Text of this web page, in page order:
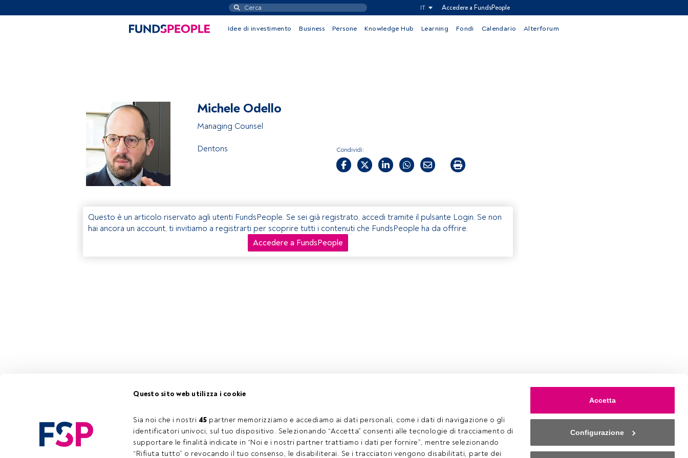
Questo sito web utilizza i cookie
Sia noi che i nostri 45 partner memorizziamo e accediamo ai dati personali, come i dati di navigazione o gli
identificatori univoci, sul tuo dispositivo. Selezionando “Accetta” consenti alle tecnologie di tracciamento di
supportare le finalità indicate in “Noi e i nostri partner trattiamo i dati per fornire”, mentre selezionando
“Rifiuta tutto” o revocando il tuo consenso, le disabiliterai. Se i tracciatori vengono disabilitati, parte dei
Accetta
Configurazione
IT Accedere a FundsPeople
Idee di investimento Business Persone Knowledge Hub Learning Fondi Calendario Alterforum
Michele Odello
Managing Counsel
Dentons Condividi:
Questo è un articolo riservato agli utenti FundsPeople. Se sei già registrato, accedi tramite il pulsante Login. Se non
hai ancora un account, ti invitiamo a registrarti per scoprire tutti i contenuti che FundsPeople ha da offrire.
Accedere a FundsPeople